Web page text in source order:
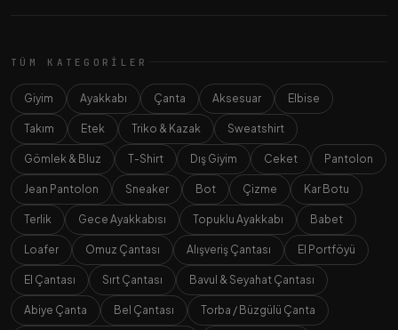
TÜM KATEGORILER
Giyim Ayakkabı Çanta Aksesuar Elbise
Takım Etek Triko & Kazak Sweatshirt
Gömlek & Bluz T-Shirt Dış Giyim Ceket Pantolon
Jean Pantolon Sneaker Bot Çizme Kar Botu
Terlik Gece Ayakkabısı Topuklu Ayakkabı Babet
Loafer Omuz Çantası Alışveriş Çantası El Portföyü
El Çantası Sırt Çantası Bavul & Seyahat Çantası
Abiye Çanta Bel Çantası Torba / Büzgülü Çanta